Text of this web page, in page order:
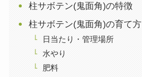
柱サボテン(鬼面角)の特徴
柱サボテン(鬼面角)の育て方
日当たり・管理場所
水やり
肥料